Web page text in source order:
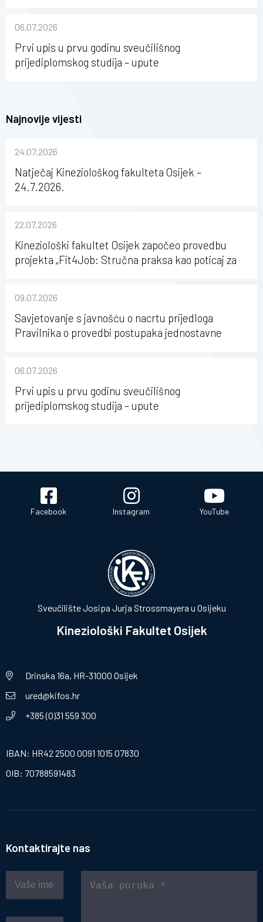
Osijeku
06.07.2026
Prvi upis u prvu godinu sveučilišnog
prijediplomskog studija – upute
Najnovije vijesti
24.07.2026
Natječaj Kineziološkog fakulteta Osijek –
24.7.2026.
22.07.2026
Kineziološki fakultet Osijek započeo provedbu
projekta „Fit4Job: Stručna praksa kao poticaj za
09.07.2026
Savjetovanje s javnošću o nacrtu prijedloga
Pravilnika o provedbi postupaka jednostavne
Osijeku
06.07.2026
Prvi upis u prvu godinu sveučilišnog
prijediplomskog studija – upute
Facebook Instagram YouTube
Sveučilište Josipa Jurja Strossmayera u Osijeku
Kineziološki Fakultet Osijek
Drinska 16a, HR-31000 Osijek
ured@kifos.hr
+385 (0)31 559 300
IBAN: HR42 2500 0091 1015 07830
OIB: 70788591483
Kontaktirajte nas